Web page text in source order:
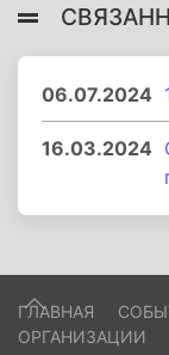
06.07.2024
16.03.2024
ГЛАВНАЯ
ОРГАНИЗАЦИИ